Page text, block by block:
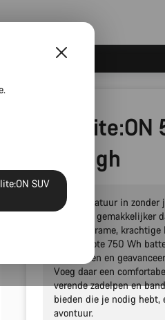
through
Duik de natuur in
verder en gemakkelijker
stappen frame,
motor, grote 750 Wh
onderdelen en
Voeg daar een
verende zadelpen en
bieden die je nodig hebt,
avontuur.
SUV